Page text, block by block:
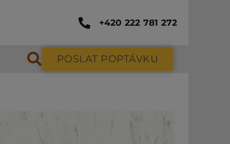
+420 222 781 272
POSLAT POPTÁVKU